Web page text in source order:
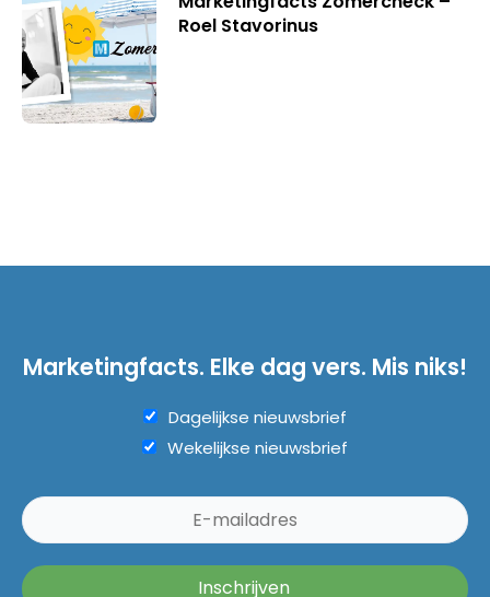
Roel Stavorinus
Marketingfacts. Elke dag vers. Mis niks!
Dagelijkse nieuwsbrief
Wekelijkse nieuwsbrief